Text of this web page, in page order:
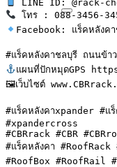
Facebook: แร็คหลังคา
แผนที่ปักหมุดGPS
🖼เว็บไซต์
#แร็คหลังคาxpander #แ
#xpandercross
#CBRrack #CBR
#แร็คหลังคา #RoofRack
#RoofBox #RoofRail